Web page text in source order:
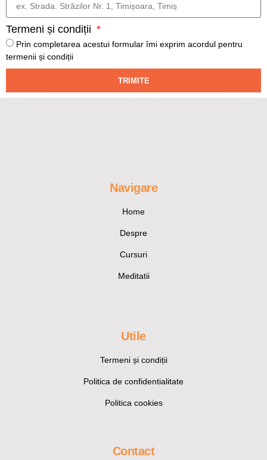
Termeni și condiții
Prin completarea acestui formular îmi exprim acordul pentru
termenii și condiții
TRIMITE
Navigare
Home
Despre
Cursuri
Meditatii
Utile
Termeni și condiții
Politica de confidentialitate
Politica cookies
Contact